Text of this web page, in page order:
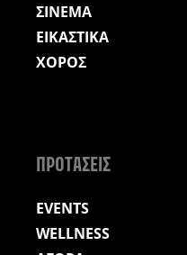
ΣΙΝΕΜΑ
ΕΙΚΑΣΤΙΚΑ
ΧΟΡΟΣ
ΠΡΟΤΑΣΕΙΣ
EVENTS
WELLNESS